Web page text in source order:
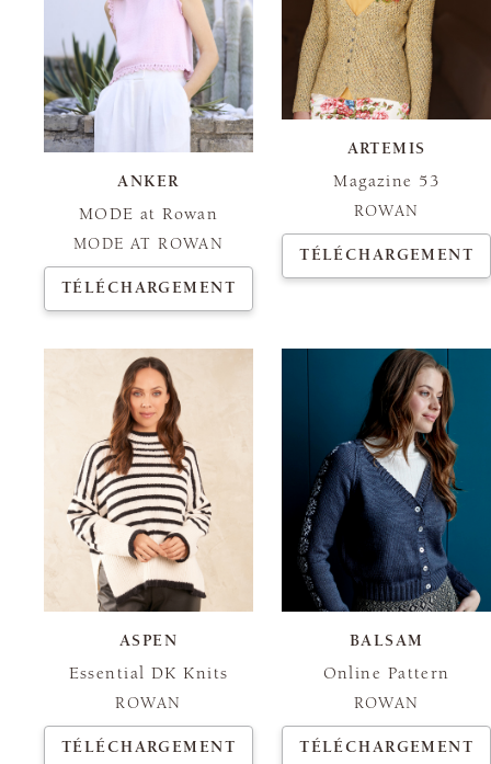
ANKER
MODE at Rowan
MODE AT ROWAN
TÉLÉCHARGEMENT
ARTEMIS
Magazine 53
ROWAN
TÉLÉCHARGEMENT
ASPEN
Essential DK Knits
ROWAN
TÉLÉCHARGEMENT
BALSAM
Online Pattern
ROWAN
TÉLÉCHARGEMENT